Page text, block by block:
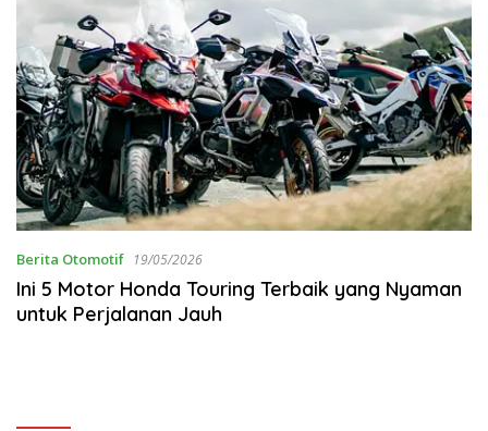
Berita Otomotif 19/05/2026
Ini 5 Motor Honda Touring Terbaik yang Nyaman
untuk Perjalanan Jauh